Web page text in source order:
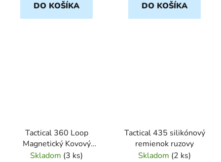
DO KOŠÍKA DO KOŠÍKA
Tactical 360 Loop
Magnetický Kovový
remienok 20mm cierny
Skladom (3 ks)
Tactical 435 silikónový
remienok ruzovy
Skladom (2 ks)